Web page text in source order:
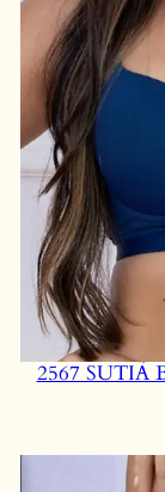
2567 SUTIÃ